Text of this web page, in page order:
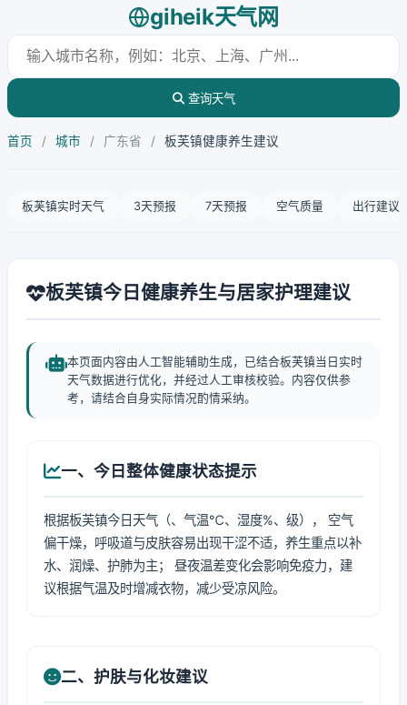
giheik天气网
查询天气
首页 / 城市 / 广东省 / 板芙镇健康养生建议
板芙镇实时天气 3天预报 7天预报 空气质量 出行建议
板芙镇今日健康养生与居家护理建议
本页面内容由人工智能辅助生成，已结合板芙镇当日实时
天气数据进行优化，并经过人工审核校验。内容仅供参
考，请结合自身实际情况酌情采纳。
一、今日整体健康状态提示
根据板芙镇今日天气（、气温℃、湿度%、级）， 空气
偏干燥，呼吸道与皮肤容易出现干涩不适，养生重点以补
水、润燥、护肺为主； 昼夜温差变化会影响免疫力，建
议根据气温及时增减衣物，减少受凉风险。
二、护肤与化妆建议